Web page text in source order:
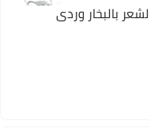
بالبخار وردي